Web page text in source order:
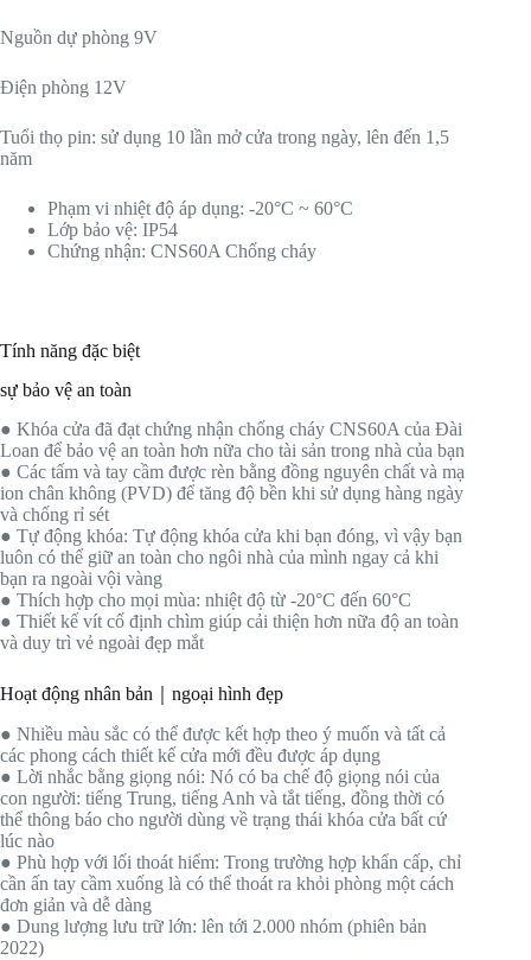
Nguồn dự phòng 9V
Điện phòng 12V
Tuổi thọ pin: sử dụng 10 lần mở cửa trong ngày, lên đến 1,5
năm
Phạm vi nhiệt độ áp dụng: -20°C ~ 60°C
Lớp bảo vệ: IP54
Chứng nhận: CNS60A Chống cháy
Tính năng đặc biệt
sự bảo vệ an toàn
● Khóa cửa đã đạt chứng nhận chống cháy CNS60A của Đài
Loan để bảo vệ an toàn hơn nữa cho tài sản trong nhà của bạn
● Các tấm và tay cầm được rèn bằng đồng nguyên chất và mạ
ion chân không (PVD) để tăng độ bền khi sử dụng hàng ngày
và chống rỉ sét
● Tự động khóa: Tự động khóa cửa khi bạn đóng, vì vậy bạn
luôn có thể giữ an toàn cho ngôi nhà của mình ngay cả khi
bạn ra ngoài vội vàng
● Thích hợp cho mọi mùa: nhiệt độ từ -20°C đến 60°C
● Thiết kế vít cố định chìm giúp cải thiện hơn nữa độ an toàn
và duy trì vẻ ngoài đẹp mắt
Hoạt động nhân bản｜ngoại hình đẹp
● Nhiều màu sắc có thể được kết hợp theo ý muốn và tất cả
các phong cách thiết kế cửa mới đều được áp dụng
● Lời nhắc bằng giọng nói: Nó có ba chế độ giọng nói của
con người: tiếng Trung, tiếng Anh và tắt tiếng, đồng thời có
thể thông báo cho người dùng về trạng thái khóa cửa bất cứ
lúc nào
● Phù hợp với lối thoát hiểm: Trong trường hợp khẩn cấp, chỉ
cần ấn tay cầm xuống là có thể thoát ra khỏi phòng một cách
đơn giản và dễ dàng
● Dung lượng lưu trữ lớn: lên tới 2.000 nhóm (phiên bản
2022)